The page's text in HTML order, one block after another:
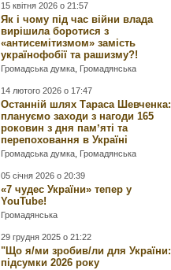
15 квітня 2026 о 21:57
Як і чому під час війни влада
вирішила боротися з
«антисемітизмом» замість
українофобії та рашизму?!
Громадська думка Громадянська
14 лютого 2026 о 17:47
Останній шлях Тараса Шевченка:
плануємо заходи з нагоди 165
роковин з дня памʼяті та
перепоховання в Україні
Громадська думка Громадянська
05 січня 2026 о 20:39
«7 чудес України» тепер у
YouTube!
Громадянська
29 грудня 2025 о 21:22
"Що я/ми зробив/ли для України:
підсумки 2026 року